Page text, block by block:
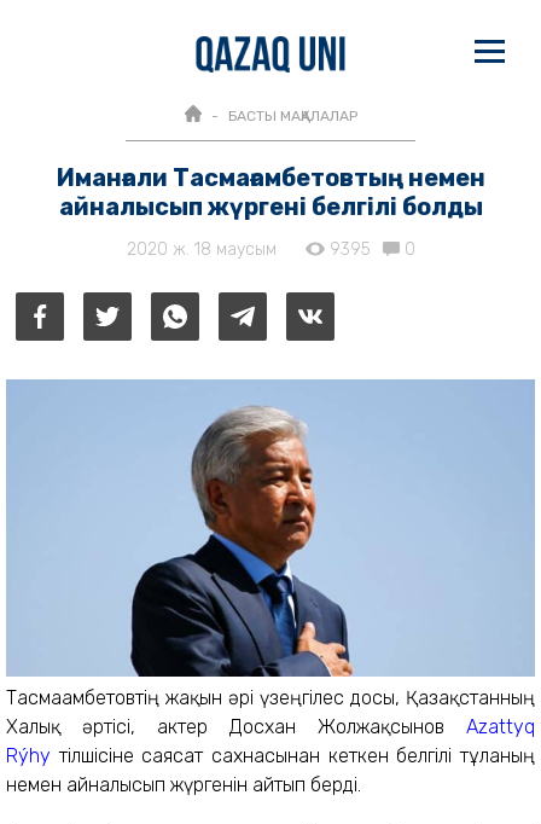
БАСТЫ МАҚАЛАЛАР
Иманғали Тасмағамбетовтың немен
айналысып жүргені белгілі болды
2020 ж. 18 маусым 9395 0
Тасмағамбетовтің жақын әрі үзеңгілес досы, Қазақстанның
Халық әртісі, актер Досхан Жолжақсынов Azattyq
Rýhy тілшісіне саясат сахнасынан кеткен белгілі тұлғаның
немен айналысып жүргенін айтып берді.